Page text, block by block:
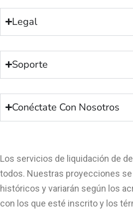
Legal
Soporte
Conéctate Con Nosotros
Los servicios de liquidación de
todos. Nuestras proyecciones
históricos y variarán según los
con los que esté inscrito y los